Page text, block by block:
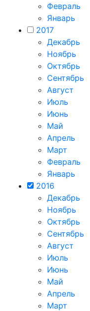
Февраль
Январь
2017
Декабрь
Ноябрь
Октябрь
Сентябрь
Август
Июль
Июнь
Май
Апрель
Март
Февраль
Январь
2016
Декабрь
Ноябрь
Октябрь
Сентябрь
Август
Июль
Июнь
Май
Апрель
Март